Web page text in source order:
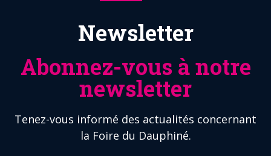
Newsletter
Abonnez-vous à notre
newsletter
Tenez-vous informé des actualités concernant
la Foire du Dauphiné.